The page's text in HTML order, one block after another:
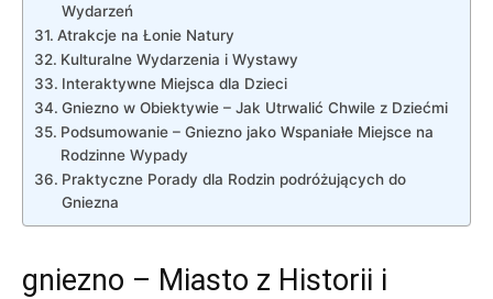
Wydarzeń
Atrakcje na Łonie​ Natury
Kulturalne Wydarzenia i‌ Wystawy
Interaktywne Miejsca ​dla Dzieci
Gniezno w Obiektywie – Jak Utrwalić Chwile z‌ Dziećmi
Podsumowanie‌ – Gniezno jako Wspaniałe Miejsce na⁤
Rodzinne Wypady
Praktyczne ⁤Porady dla Rodzin podróżujących do ​
Gniezna
gniezno – ⁣Miasto z Historii i‌